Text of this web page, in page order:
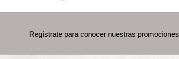
Regístrate para conocer nuestras promociones